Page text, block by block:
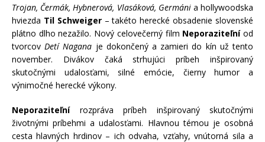
Trojan, Čermák, Hybnerová, Vlasáková, Germánia hollywoodska
hviezda Til Schweiger– takéto herecké obsadenie slovenské
plátno dlho nezažilo. Nový celovečerný film Neporaziteľníod
tvorcov Detí Nagana je dokončený a zamieri do kín už tento
november. Divákov čaká strhujúci príbeh inšpirovaný
skutočnými udalosťami, silné emócie, čierny humor a
výnimočné herecké výkony.
Neporaziteľnírozpráva príbeh inšpirovaný skutočnými
životnými príbehmi a udalosťami. Hlavnou témou je osobná
cesta hlavných hrdinov – ich odvaha, vzťahy, vnútorná sila a